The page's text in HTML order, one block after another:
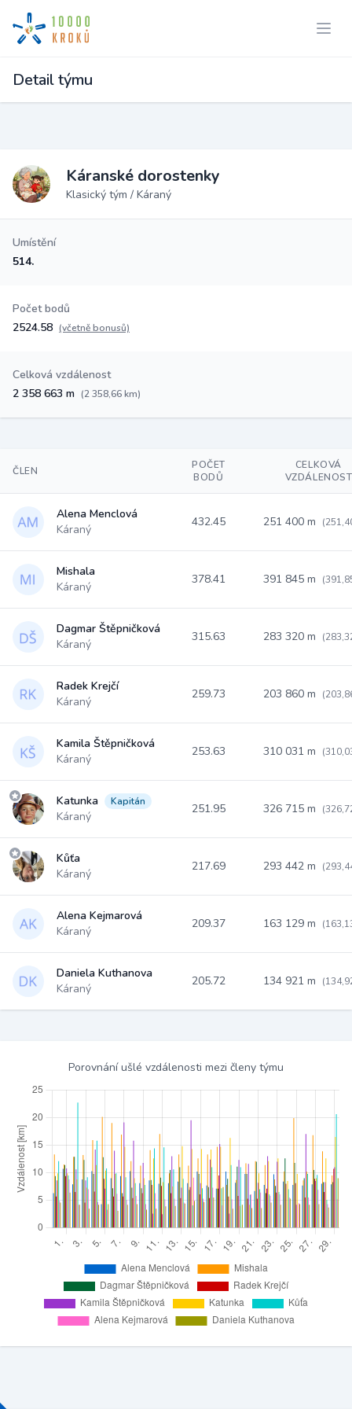
Detail týmu
Káranské dorostenky
Klasický tým / Káraný
Umístění
514.
Počet bodů
2524.58 (včetně bonusů)
Celková vzdálenost
2 358 663 m (2 358,66 km)
ČLEN
POČET
BODŮ
CELKOVÁ
VZDÁLENOST
Alena Menclová
Káraný
432.45 251 400 m
Mishala
Káraný
378.41 391 845 m
Dagmar Štěpničková
Káraný
315.63 283 320 m
Radek Krejčí
Káraný
259.73 203 860 m
Kamila Štěpničková
Káraný
253.63 310 031 m
Katunka Kapitán
Káraný
251.95 326 715 m
Kůťa
Káraný
217.69 293 442 m
Alena Kejmarová
Káraný
209.37 163 129 m
Daniela Kuthanova
Káraný
205.72 134 921 m
Porovnání ušlé vzdálenosti mezi členy týmu